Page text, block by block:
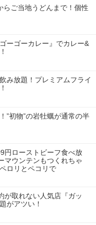
らご当地うどんまで！個性
ーゴーカレー』でカレー&
み放題！プレミアムフライ
”初物”の岩牡蠣が通常の半
円ローストビーフ食べ放
マウンテンもつくれちゃ
ロリとペコリで
が取れない人気店『ガッ
がアツい！